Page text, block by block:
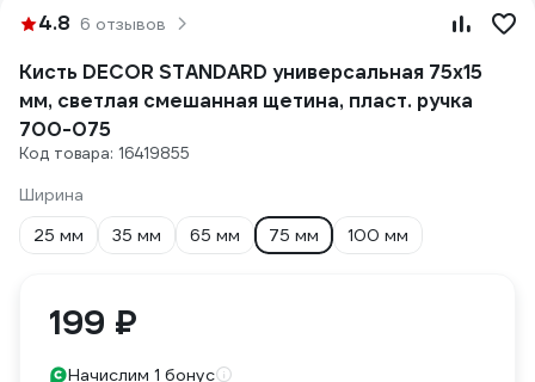
4.8 6 отзывов
Кисть DECOR STANDARD универсальная 75х15
мм, светлая смешанная щетина, пласт. ручка
700-075
Код товара: 16419855
Ширина
25 мм
35 мм 65 мм 75 мм 100 мм
199 ₽
Начислим 1 бонус